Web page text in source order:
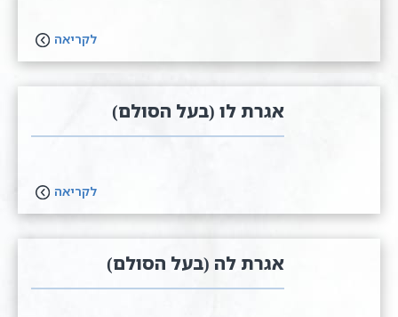
לקריאה
אגרת לו (בעל הסולם)
לקריאה
אגרת לה (בעל הסולם)